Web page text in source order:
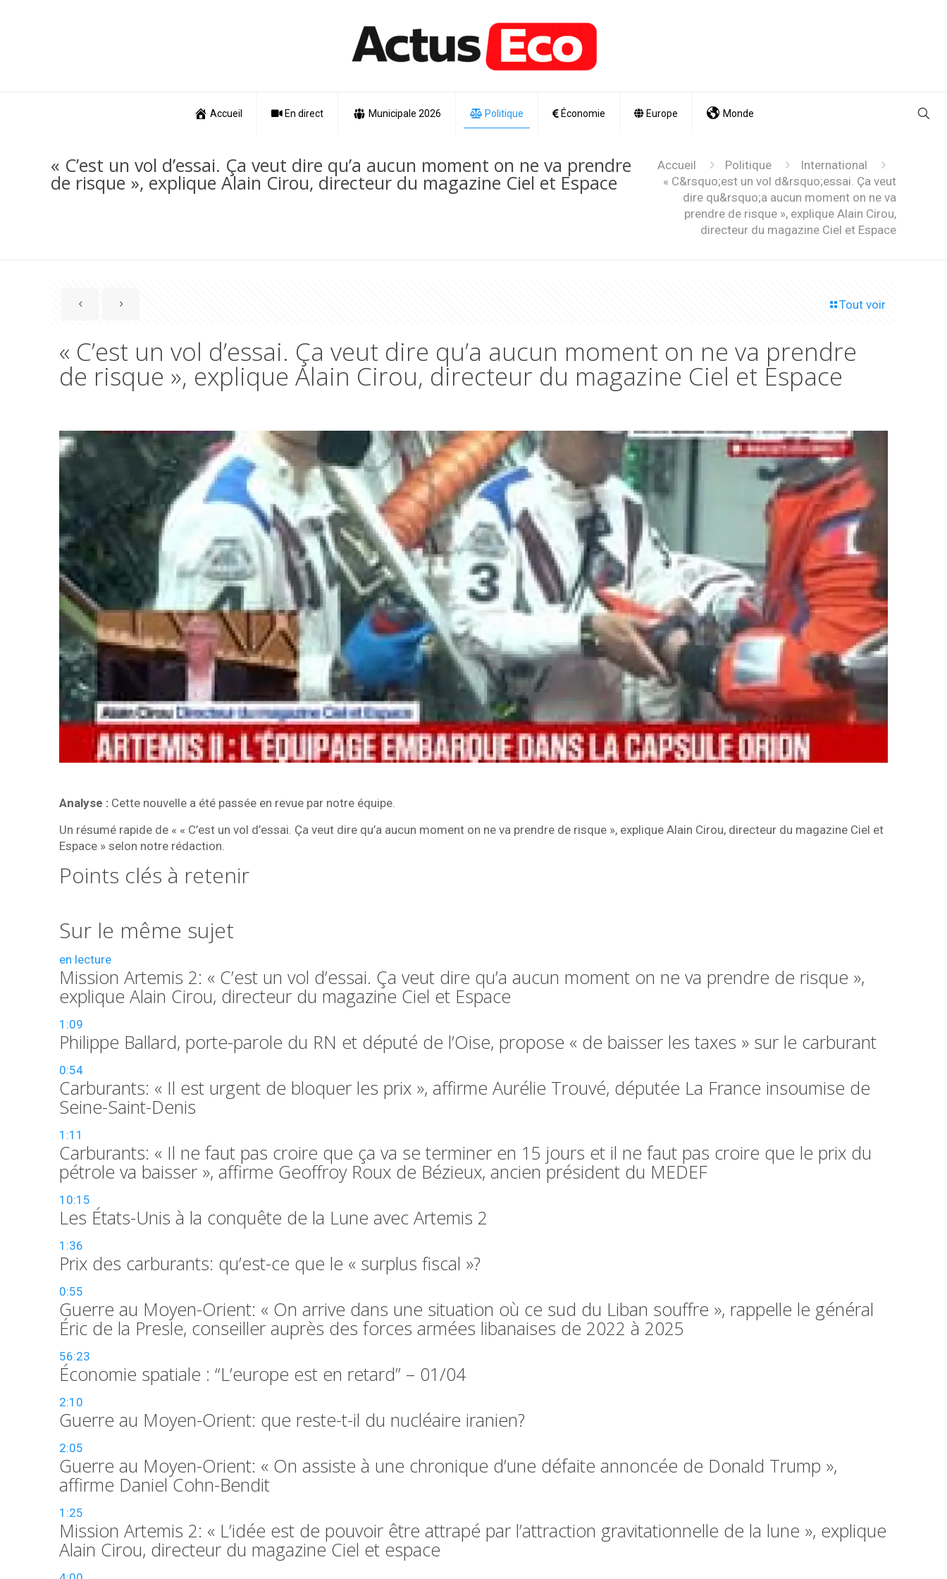
Accueil En direct Municipale 2026 Politique Économie Europe Monde
« C’est un vol d’essai. Ça veut dire qu’a aucun moment on ne va prendre
de risque », explique Alain Cirou, directeur du magazine Ciel et Espace
Accueil Politique
International
« C&rsquo;est un vol d&rsquo;essai. Ça veut
dire qu&rsquo;a aucun moment on ne va
prendre de risque », explique Alain Cirou,
directeur du magazine Ciel et Espace
Tout voir
« C’est un vol d’essai. Ça veut dire qu’a aucun moment on ne va prendre
de risque », explique Alain Cirou, directeur du magazine Ciel et Espace
Analyse : Cette nouvelle a été passée en revue par notre équipe.
Un résumé rapide de « « C’est un vol d’essai. Ça veut dire qu’a aucun moment on ne va prendre de risque », explique Alain Cirou, directeur du magazine Ciel et
Espace » selon notre rédaction.
Points clés à retenir
Sur le même sujet
en lecture
Mission Artemis 2: « C’est un vol d’essai. Ça veut dire qu’a aucun moment on ne va prendre de risque »,
explique Alain Cirou, directeur du magazine Ciel et Espace
1:09
Philippe Ballard, porte-parole du RN et député de l’Oise, propose « de baisser les taxes » sur le carburant
0:54
Carburants: « Il est urgent de bloquer les prix », affirme Aurélie Trouvé, députée La France insoumise de
Seine-Saint-Denis
1:11
Carburants: « Il ne faut pas croire que ça va se terminer en 15 jours et il ne faut pas croire que le prix du
pétrole va baisser », affirme Geoffroy Roux de Bézieux, ancien président du MEDEF
10:15
Les États-Unis à la conquête de la Lune avec Artemis 2
1:36
Prix des carburants: qu’est-ce que le « surplus fiscal »?
0:55
Guerre au Moyen-Orient: « On arrive dans une situation où ce sud du Liban souffre », rappelle le général
Éric de la Presle, conseiller auprès des forces armées libanaises de 2022 à 2025
56:23
Économie spatiale : “L’europe est en retard” – 01/04
2:10
Guerre au Moyen-Orient: que reste-t-il du nucléaire iranien?
2:05
Guerre au Moyen-Orient: « On assiste à une chronique d’une défaite annoncée de Donald Trump »,
affirme Daniel Cohn-Bendit
1:25
Mission Artemis 2: « L’idée est de pouvoir être attrapé par l’attraction gravitationnelle de la lune », explique
Alain Cirou, directeur du magazine Ciel et espace